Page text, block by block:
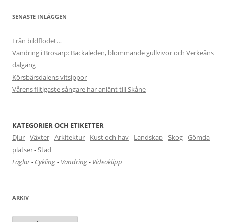
SENASTE INLÄGGEN
Från bildflödet…
Vandring i Brösarp: Backaleden, blommande gullvivor och Verkeåns
dalgång
Körsbärsdalens vitsippor
Vårens flitigaste sångare har anlänt till Skåne
KATEGORIER OCH ETIKETTER
Djur-Växter-Arkitektur- Kust och hav- Landskap-Skog-Gömda
platser-Stad
Fåglar- Cykling- Vandring- Videoklipp
ARKIV
Arkiv